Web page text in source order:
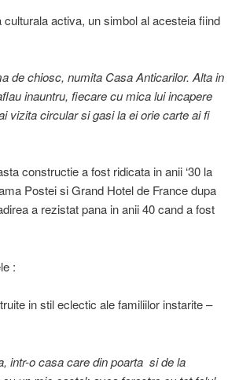
activa, un simbol al acesteia fiind
de chiosc, numita Casa Anticarilor. Alta in
inauntru, fiecare cu mica lui incapere
vizita circular si gasi la ei orie carte ai fi
constructie a fost ridicata in anii ‘30 la
Postei si Grand Hotel de France dupa
a rezistat pana in anii 40 cand a fost
:
in stil eclectic ale familiilor instarite –
intr-o casa care din poarta si de la